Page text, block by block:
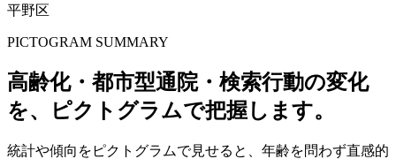
平野区
PICTOGRAM SUMMARY
高齢化・都市型通院・検索行動の変化
を、ピクトグラムで把握します。
統計や傾向をピクトグラムで見せると、年齢を問わず直感的